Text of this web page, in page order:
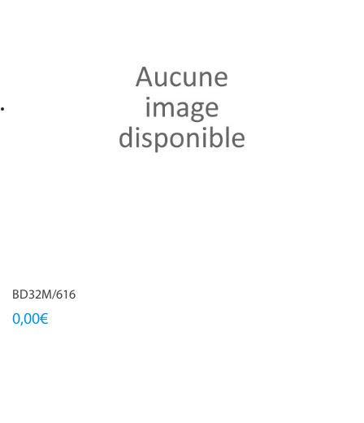
BD32M/616
0,00€